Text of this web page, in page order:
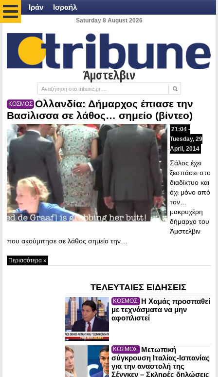
Ιράν Ισραήλ
Saturday 8 August 2026
Άμστελβιν
ΚΟΣΜΟΣ Ολλανδία: Δήμαρχος έπιασε την
Βασίλισσα σε λάθος… σημείο (βίντεο)
21:04 -
Tuesday, 29
April, 2014
Σάλος έχει
ξεσπάσει στο
διαδίκτυο και
όχι μόνο από
τον…
μακρυχέρη
δήμαρχο του
Άμστελβιν
που ακούμπησε σε λάθος σημείο την…
Περισσότερα »
ΤΕΛΕΥΤΑΙΕΣ ΕΙΔΗΣΕΙΣ
ΚΟΣΜΟΣ: Η Χαμάς προσπαθεί
με τεχνάσματα να μην
αφοπλιστεί
ΚΟΣΜΟΣ: Μετωπική
σύγκρουση Ιταλίας-Ισπανίας
για την αναστολή της
Σένγκεν – Σκληρές δηλώσεις